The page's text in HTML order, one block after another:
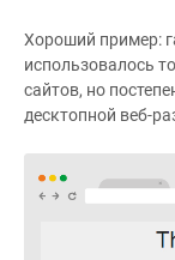
Хороший пример:
использовалось
сайтов, но
десктопной веб-